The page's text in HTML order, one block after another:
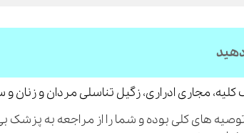
مجاری ادراری، زگیل تناسلی مردان و زنان